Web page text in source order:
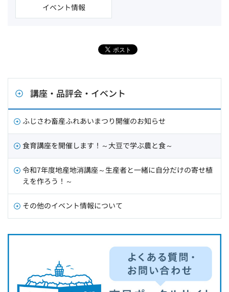
イベント情報
講座・品評会・イベント
ふじさわ畜産ふれあいまつり開催のお知らせ
食育講座を開催します！～大豆で学ぶ農と食～
令和7年度地産地消講座～生産者と一緒に自分だけの寄せ植
えを作ろう！～
その他のイベント情報について